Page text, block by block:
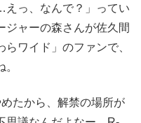
っ、なんで？」ってい
ジャーの森さんが佐久間
ワイド」のファンで、
たから、解禁の場所が